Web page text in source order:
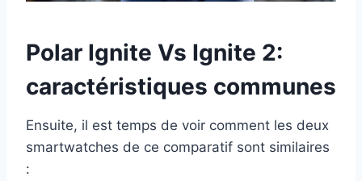
Polar Ignite Vs Ignite 2:
caractéristiques communes
Ensuite, il est temps de voir comment les deux
smartwatches de ce comparatif sont similaires
: